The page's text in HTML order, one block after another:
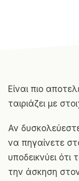
Είναι πιο
ταιριάζει με
Αν
να πηγαίνετε
υποδεικνύει
την άσκηση